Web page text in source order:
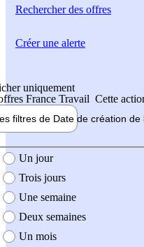
Rechercherdes offres
uniquement
France Travail Cette
filtres de Date de création de
création de l'offre
Un jour
Trois jours
Une semaine
Deux semaines
Un mois
Créer une alerte